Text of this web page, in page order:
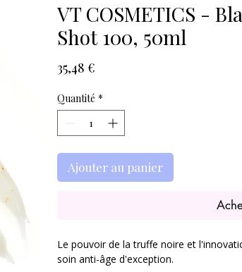
VT COSMETICS -
Shot 100, 50ml
35,48 €
Quantité *
Ajouter au panier
Le pouvoir de la truffe noire et
soin anti-âge d'exception.